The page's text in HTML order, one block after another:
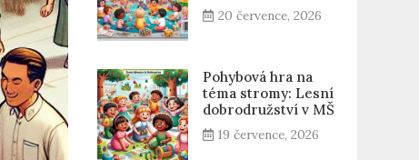
20 července, 2026
Pohybová hra na
téma stromy: Lesní
dobrodružství v MŠ
19 července, 2026